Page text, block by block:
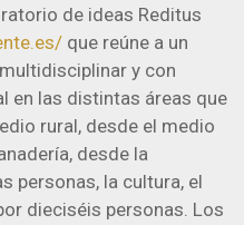
de ideas Reditus
que reúne a un
y con
en las distintas áreas que
rural, desde el medio
desde la
personas, la cultura, el
dieciséis personas. Los